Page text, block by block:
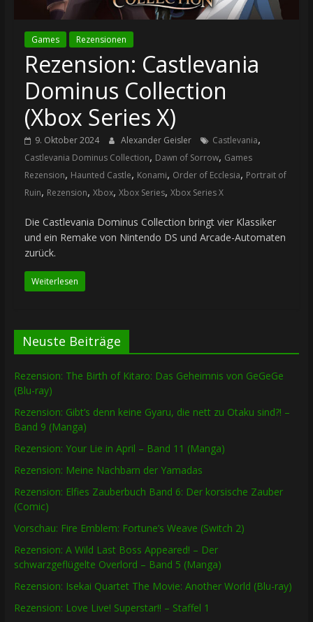
Games Rezensionen
Rezension: Castlevania
Dominus Collection
(Xbox Series X)
9. Oktober 2024 Alexander Geisler Castlevania,
Castlevania Dominus Collection, Dawn of Sorrow, Games
Rezension, Haunted Castle, Konami, Order of Ecclesia, Portrait of
Ruin, Rezension, Xbox, Xbox Series, Xbox Series X
Die Castlevania Dominus Collection bringt vier Klassiker
und ein Remake von Nintendo DS und Arcade-Automaten
zurück.
Weiterlesen
Neuste Beiträge
Rezension: The Birth of Kitaro: Das Geheimnis von GeGeGe
(Blu-ray)
Rezension: Gibt’s denn keine Gyaru, die nett zu Otaku sind?! –
Band 9 (Manga)
Rezension: Your Lie in April – Band 11 (Manga)
Rezension: Meine Nachbarn der Yamadas
Rezension: Elfies Zauberbuch Band 6: Der korsische Zauber
(Comic)
Vorschau: Fire Emblem: Fortune’s Weave (Switch 2)
Rezension: A Wild Last Boss Appeared! – Der
schwarzgeflügelte Overlord – Band 5 (Manga)
Rezension: Isekai Quartet The Movie: Another World (Blu-ray)
Rezension: Love Live! Superstar!! – Staffel 1